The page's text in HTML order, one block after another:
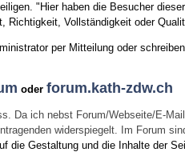
"Hier haben die Besucher
Vollständigkeit oder
per Mitteilung oder
oderforum.kath-zdw.ch
Da ich nebst Forum/Webseite/E-
widerspiegelt. Im Forum
Gestaltung und die Inhalte der